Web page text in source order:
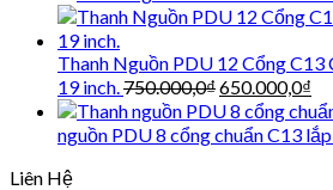
Thanh Nguồn PDU 12 Cổng C13
19 inch. 750.000,0₫Giá
gốc
là:
650.000,0₫
tại
nguồn PDU 8 cổng chuẩn C13
Liên Hệ